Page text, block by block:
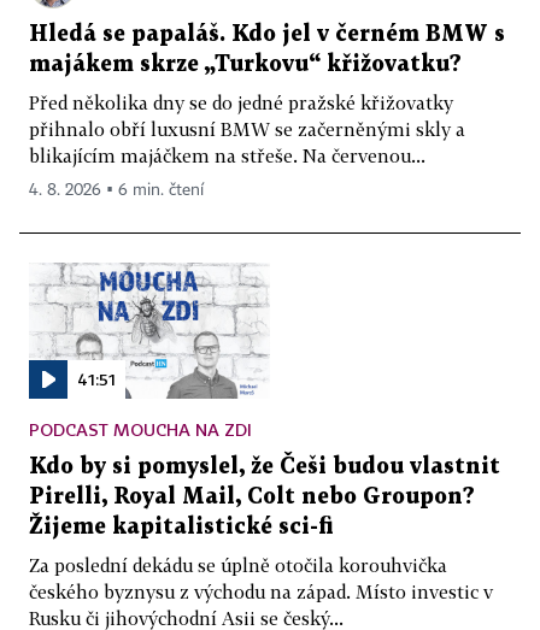
Hledá se papaláš. Kdo jel v černém BMW s
majákem skrze „Turkovu“ křižovatku?
Před několika dny se do jedné pražské křižovatky
přihnalo obří luxusní BMW se začerněnými skly a
blikajícím majáčkem na střeše. Na červenou...
4. 8. 2026 ▪ 6 min. čtení
41:51
PODCAST MOUCHA NA ZDI
Kdo by si pomyslel, že Češi budou vlastnit
Pirelli, Royal Mail, Colt nebo Groupon?
Žijeme kapitalistické sci-fi
Za poslední dekádu se úplně otočila korouhvička
českého byznysu z východu na západ. Místo investic v
Rusku či jihovýchodní Asii se český...